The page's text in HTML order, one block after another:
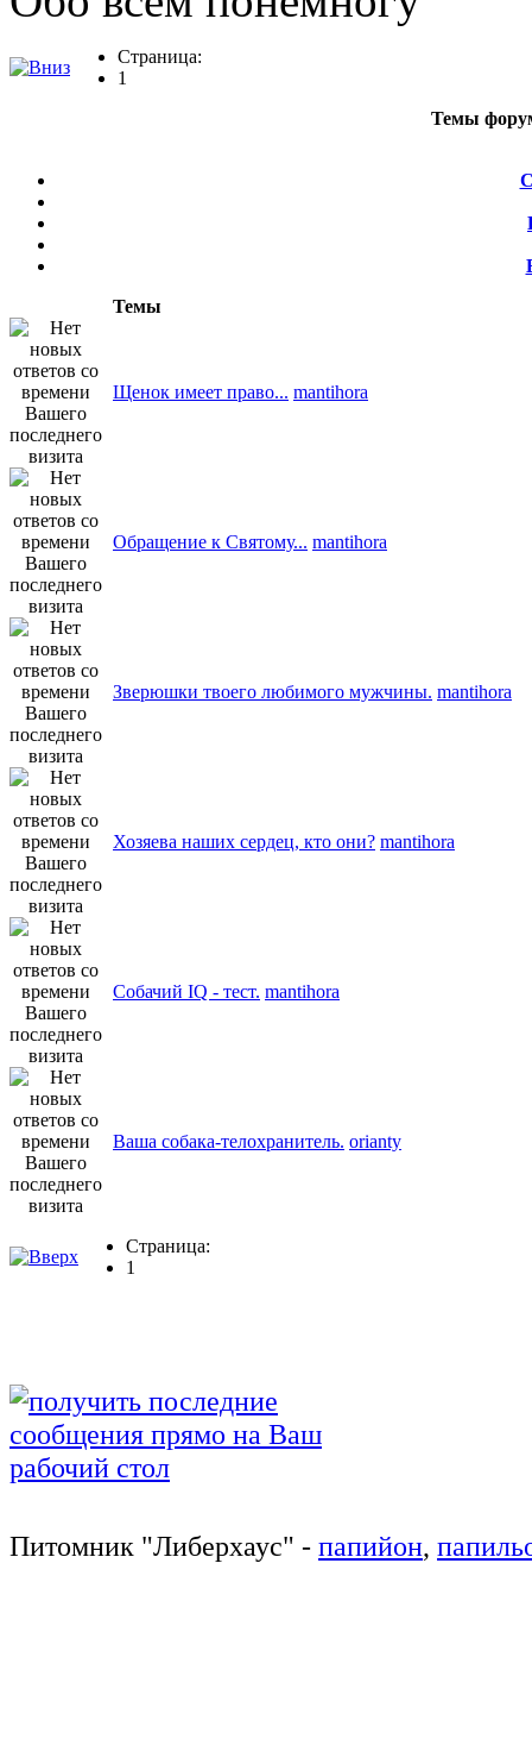
Страница:
1
Темы
Темы
Щенок имеет право... mantihora
Обращение к Святому... mantihora
Зверюшки твоего любимого мужчины. mantihora
Хозяева наших сердец, кто они? mantihora
Cобачий IQ - тест. mantihora
Ваша собака-телохранитель. orianty
Страница:
1
Питомник "Либерхаус" - папийон,